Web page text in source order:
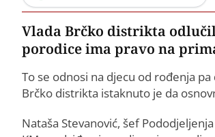
Vlada Brčko distrikta
porodice ima pravo na
To se odnosi na djecu od rođenja
Brčko distrikta istaknuto je da
Nataša Stevanović, šef